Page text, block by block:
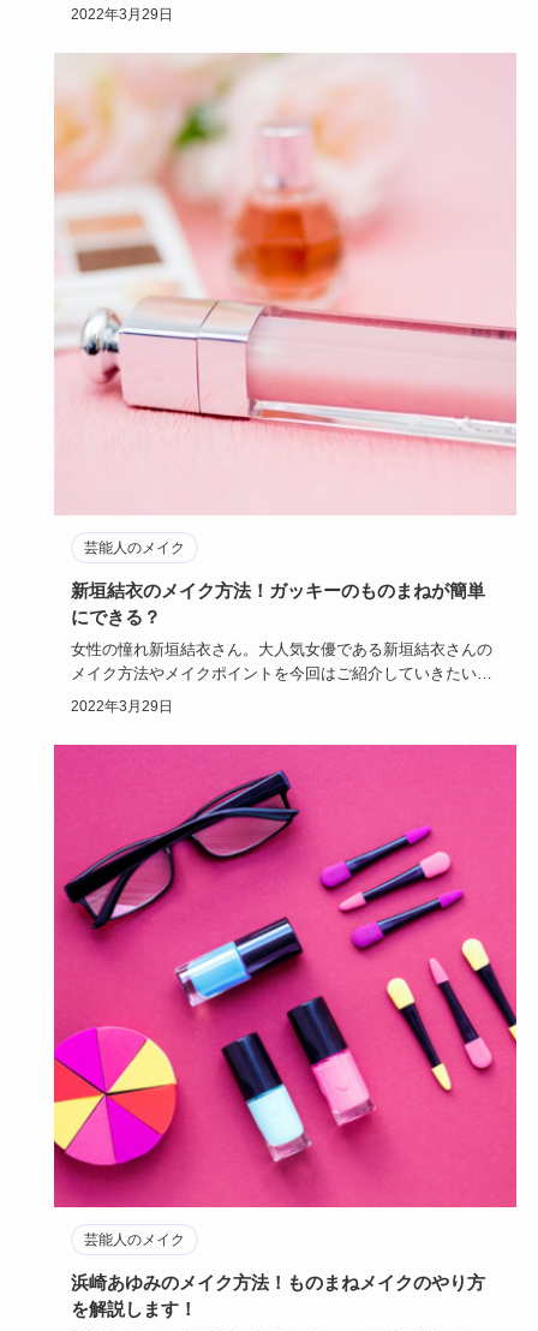
有村架純さんはメイクが可愛いと、女性から人気がとても高
2022年3月29日
芸能人のメイク
新垣結衣のメイク方法！ガッキーのものまねが簡単
にできる？
女性の憧れ新垣結衣さん。大人気女優である新垣結衣さんの
メイク方法やメイクポイントを今回はご紹介していきたいと
思います。新垣…
2022年3月29日
芸能人のメイク
浜崎あゆみのメイク方法！ものまねメイクのやり方
を解説します！